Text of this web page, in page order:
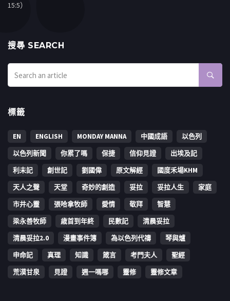
15:5）
搜㝷 SEARCH
標籤
EN ENGLISH MONDAY MANNA 中國成語
以色列
以色列新聞
你累了嗎 保捷 信仰見證
出埃及記
利未記
創世記 劉國偉 原文解經
國度禾場KHM
天人之聲
天堂 奇妙的創造 妥拉 妥拉人生
家庭
市井心靈
張哈拿牧師 愛情 敬拜
智慧
梁永善牧師
歳首到年終 民數記
清晨妥拉
清晨妥拉2.0
漫畫事件簿 為以色列代禱
琴與爐
申命記
真理 知識 箴言 考門夫人
聖經
荒漠甘泉
見證 週一嗎哪 靈修 靈修文章